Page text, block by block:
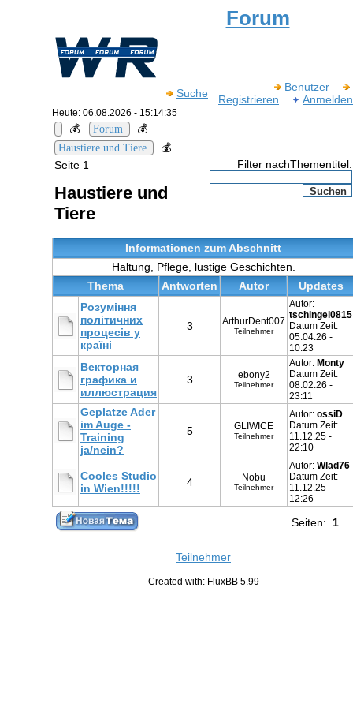
Forum
Suche
Benutzer
Registrieren
Anmelden
Heute: 06.08.2026 - 15:14:35
💰 Forum 💰
Haustiere und Tiere
💰
Seite 1
Haustiere und
Tiere
Filter nachThementitel:
Informationen zum Abschnitt
Haltung, Pflege, lustige Geschichten.
Thema
Antworten Autor
Updates
Розуміння
політичних
процесів у
країні
3 ArthurDent007
Teilnehmer
Autor:
tschingel0815
Datum Zeit:
05.04.26 -
10:23
Векторная
графика и
иллюстрация
3 ebony2
Teilnehmer
Autor: Monty
Datum Zeit:
08.02.26 -
23:11
Geplatze Ader
im Auge -
Training
ja/nein?
5 GLIWICE
Teilnehmer
Autor: ossiD
Datum Zeit:
11.12.25 -
22:10
Cooles Studio
in Wien!!!!!
4 Nobu
Teilnehmer
Autor: Wlad76
Datum Zeit:
11.12.25 -
12:26
Seiten: 1
Teilnehmer
Created with: FluxBB 5.99